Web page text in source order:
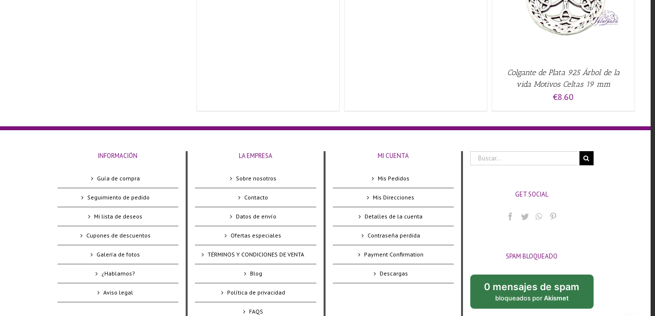
Colgante de Plata 925 Árbol de la
vida Motivos Celtas 19 mm
€8.60
INFORMACIÓN
Guía de compra
Seguimiento de pedido
Mi lista de deseos
Cupones de descuentos
Galería de fotos
¿Hablamos?
Aviso legal
LA EMPRESA
Sobre nosotros
Contacto
Datos de envío
Ofertas especiales
TÉRMINOS Y CONDICIONES DE VENTA
Blog
Política de privacidad
FAQS
MI CUENTA
Mis Pedidos
Mis Direcciones
Detalles de la cuenta
Contraseña perdida
Payment Confirmation
Descargas
Buscar:
GET SOCIAL
SPAM BLOQUEADO
0 mensajes de spam
bloqueados porAkismet